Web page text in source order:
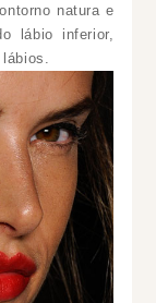
natura e
lábio inferior,